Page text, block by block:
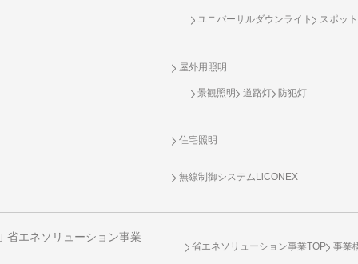
ユニバーサルダウンライト スポッ
屋外用照明
景観照明 道路灯 防犯灯
住宅照明
無線制御システム LiCONEX
省エネソリューション事業
省エネソリューション事業TOP 事業